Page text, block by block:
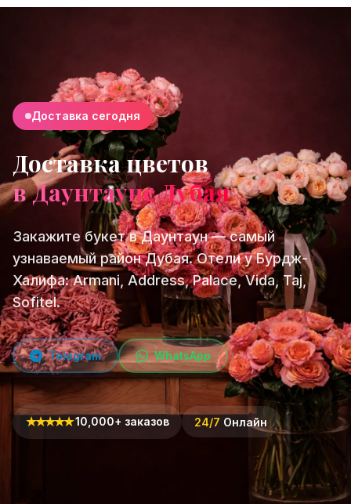
Доставка сегодня
Доставка цветов
в Даунтауне Дубая
Закажите букет в Даунтаун — самый
узнаваемый район Дубая. Отели у Бурдж-
Халифа: Armani, Address, Palace, Vida, Taj,
Sofitel.
Telegram WhatsApp
★★★★★10,000+ заказов 24/7 Онлайн